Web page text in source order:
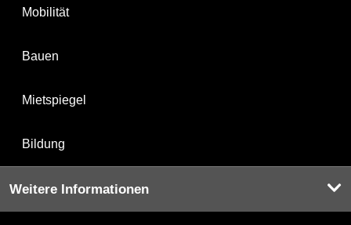
Mobilität
Bauen
Mietspiegel
Bildung
Weitere Informationen